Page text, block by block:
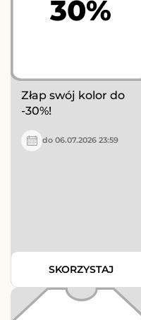
30%
Złap swój kolor do
-30%!
do 06.07.2026 23:59
SKORZYSTAJ